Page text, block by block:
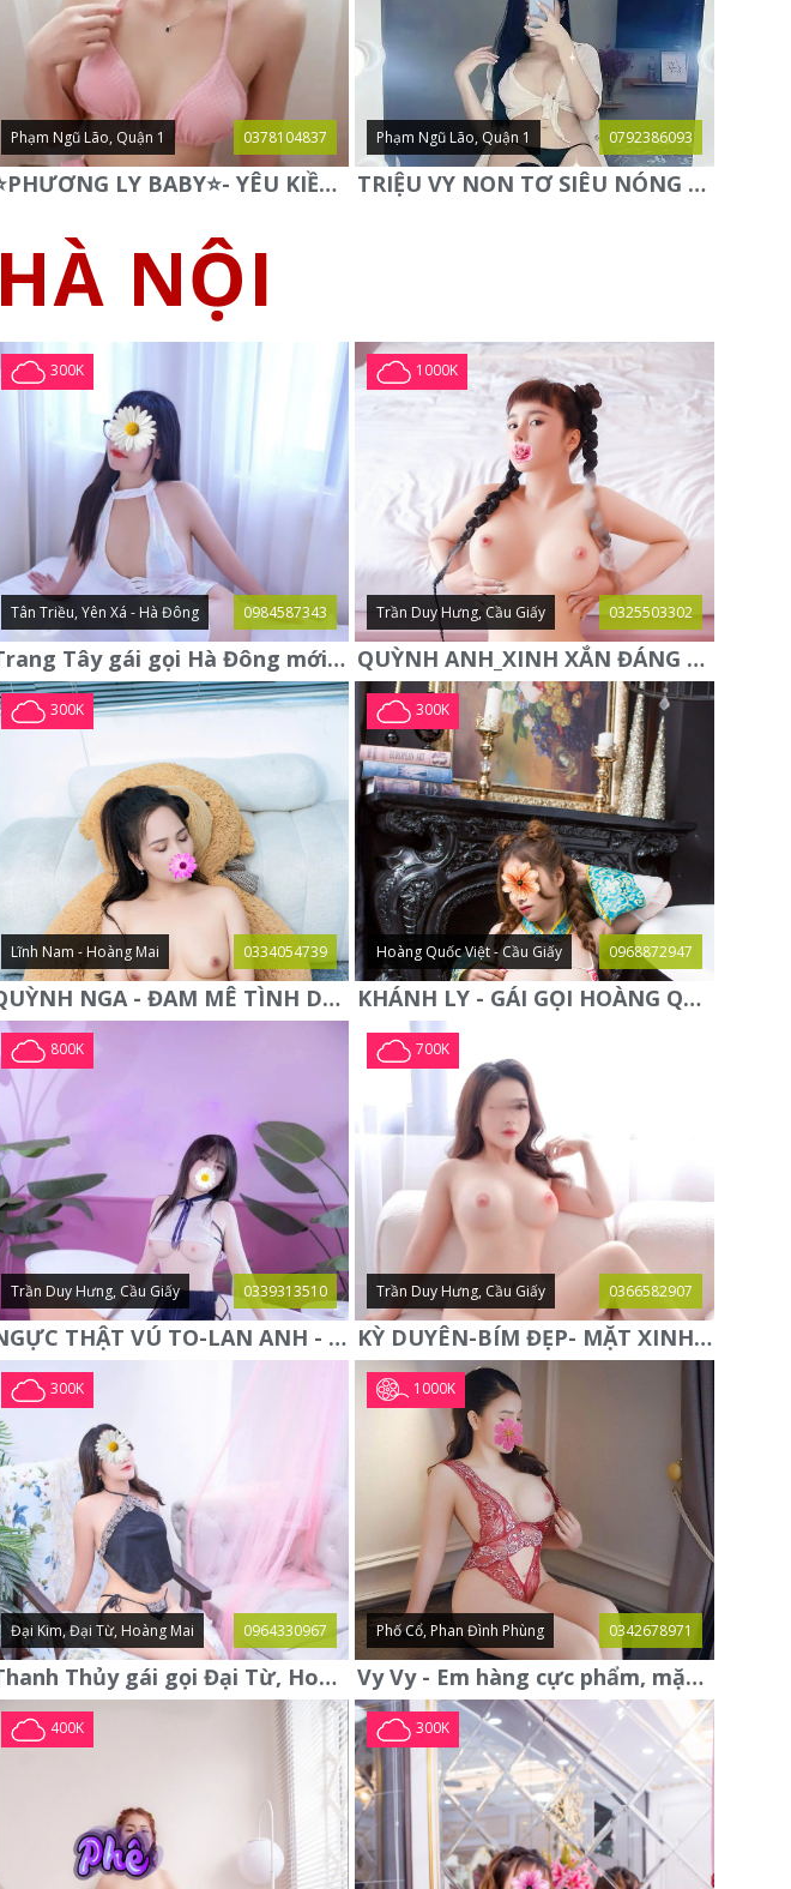
Phạm Ngũ Lão, Quận 1 0378104837
⭐️PHƯƠNG LY BABY⭐️- YÊU KIỀU QUYẾN RŨ - SAY ĐẮM SI MÊ
Phạm Ngũ Lão, Quận 1 0792386093
TRIỆU VY NON TƠ SIÊU NÓNG BỎNG GỢI TÌNH NGỌT NGÀO
HÀ NỘI
300K
Tân Triều, Yên Xá - Hà Đông 0984587343
Trang Tây gái gọi Hà Đông mới xác thực
1000K
Trần Duy Hưng, Cầu Giấy 0325503302
QUỲNH ANH_XINH XẮN ĐÁNG YÊU, HÀNG ĐẸP TUYỂN CHỌN
300K
Lĩnh Nam - Hoàng Mai 0334054739
QUỲNH NGA - ĐAM MÊ TÌNH DỤC - CHUYÊN KHOA KÈN SÁO - ĐIỆN
300K
Hoàng Quốc Việt - Cầu Giấy 0968872947
KHÁNH LY - GÁI GỌI HOÀNG QUỐC VIỆT - DÂM ĐÃNG CHIỀU
800K
Trần Duy Hưng, Cầu Giấy 0339313510
NGỰC THẬT VÚ TO-LAN ANH - BƯỚM ĐẸP TUYỆT SẮC GIAI
700K
Trần Duy Hưng, Cầu Giấy 0366582907
KỲ DUYÊN-BÍM ĐẸP- MẶT XINH- CHIỀU KHÁCH HẾT CỠ
300K
Đại Kim, Đại Từ, Hoàng Mai 0964330967
Thanh Thủy gái gọi Đại Từ, Hoàng Mai mới xác thực, xinh xuất sắc
1000K
Phố Cổ, Phan Đình Phùng 0342678971
Vy Vy - Em hàng cực phẩm, mặt đẹp, vú to, bím khít rịt
400K 300K